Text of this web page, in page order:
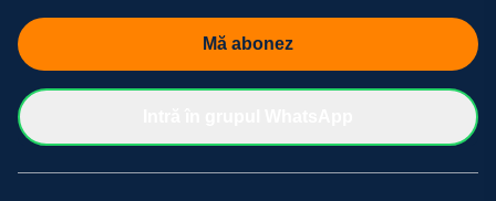
Mă abonez